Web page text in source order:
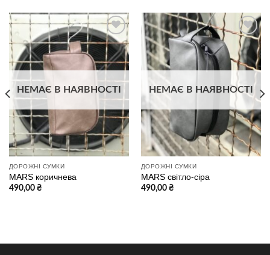
В
избранное
НЕМАЄ В НАЯВНОСТІ
ДОРОЖНІ СУМКИ
MARS коричнева
490,00 ₴
В
избранное
НЕМАЄ В НАЯВНОСТІ
ДОРОЖНІ СУМКИ
MARS світло-сіра
490,00 ₴